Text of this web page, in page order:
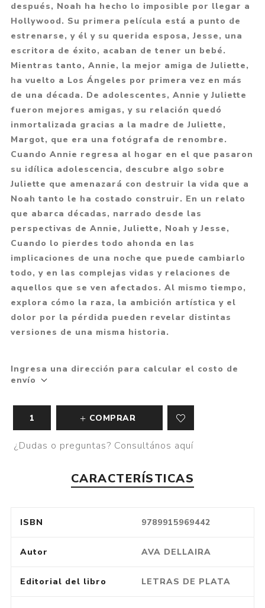
después, Noah ha hecho lo imposible por llegar a
Hollywood. Su primera película está a punto de
estrenarse, y él y su querida esposa, Jesse, una
escritora de éxito, acaban de tener un bebé.
Mientras tanto, Annie, la mejor amiga de Juliette,
ha vuelto a Los Ángeles por primera vez en más
de una década. De adolescentes, Annie y Juliette
fueron mejores amigas, y su relación quedó
inmortalizada gracias a la madre de Juliette,
Margot, que era una fotógrafa de renombre.
Cuando Annie regresa al hogar en el que pasaron
su idílica adolescencia, descubre algo sobre
Juliette que amenazará con destruir la vida que a
Noah tanto le ha costado construir. En un relato
que abarca décadas, narrado desde las
perspectivas de Annie, Juliette, Noah y Jesse,
Cuando lo pierdes todo ahonda en las
implicaciones de una noche que puede cambiarlo
todo, y en las complejas vidas y relaciones de
aquellos que se ven afectados. Al mismo tiempo,
explora cómo la raza, la ambición artística y el
dolor por la pérdida pueden revelar distintas
versiones de una misma historia.
Ingresa una dirección para calcular el costo de
envío
COMPRAR
¿Dudas o preguntas? Consultános aquí
CARACTERÍSTICAS
ISBN 9789915969442
Autor AVA DELLAIRA
Editorial del libro LETRAS DE PLATA